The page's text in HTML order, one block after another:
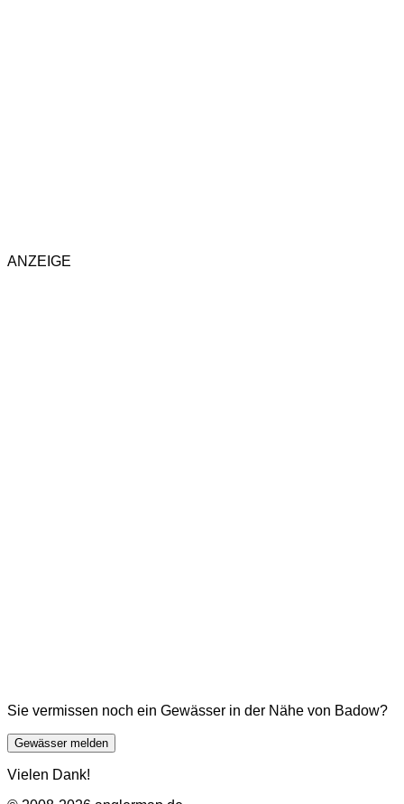
ANZEIGE
Sie vermissen noch ein Gewässer in der Nähe von Badow?
Gewässer melden
Vielen Dank!